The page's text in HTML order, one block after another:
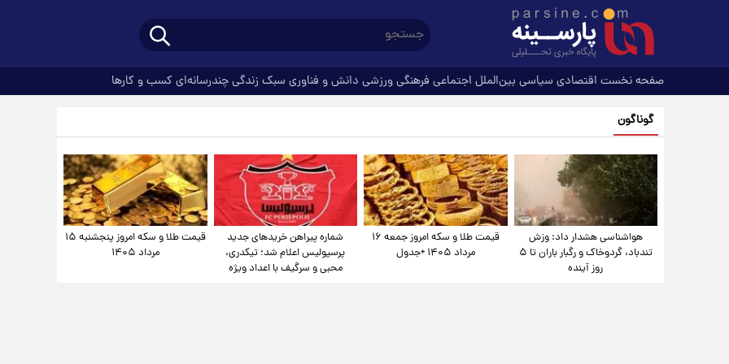
صفحه نخست اقتصادی سیاسی بین‌الملل اجتماعی فرهنگیورزشی دانش و فناوری سبک زندگیچندرسانه‌ای کسب و کارها
گوناگون
هواشناسی هشدار داد: وزش
تندباد، گردوخاک و رگبار باران تا ۵
روز آینده
قیمت طلا و سکه امروز جمعه ۱۶
مرداد ۱۴۰۵ +جدول
شماره پیراهن خریدهای جدید
پرسپولیس اعلام شد؛ تیکدری،
محبی و سرگیف با اعداد ویژه
قیمت طلا و سکه امروز پنجشنبه ۱۵
مرداد ۱۴۰۵